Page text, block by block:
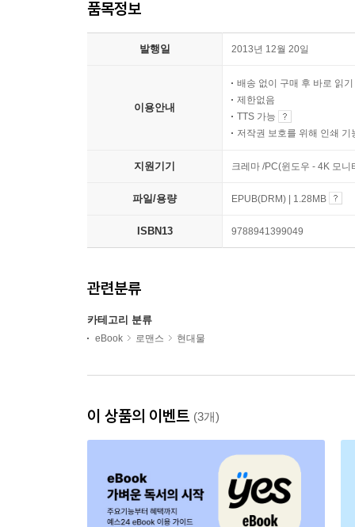
품목정보
발행일 2013년 12월 20일
이용안내
배송 없이 구매 후 바로 읽기
제한없음
TTS 가능
저작권 보호를 위해 인쇄 기
지원기기 크레마 /PC(윈도우 - 4K 모
파일/용량 EPUB(DRM) | 1.28MB
ISBN13 9788941399049
관련분류
카테고리 분류
eBook 로맨스 현대물
이 상품의 이벤트 (3개)